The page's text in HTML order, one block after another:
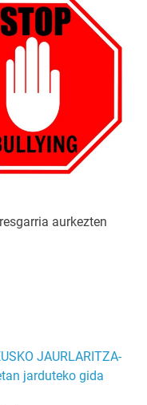
aurkezten
JAURLARITZA-
jarduteko gida